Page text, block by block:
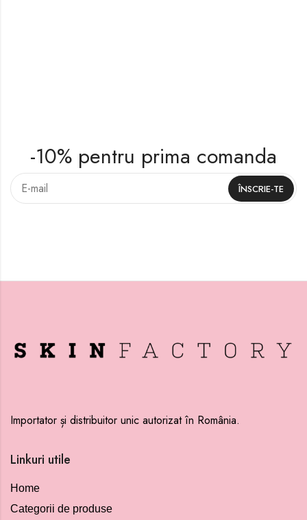
-10% pentru prima comanda
Importator și distribuitor unic autorizat în România.
Linkuri utile
Home
Categorii de produse